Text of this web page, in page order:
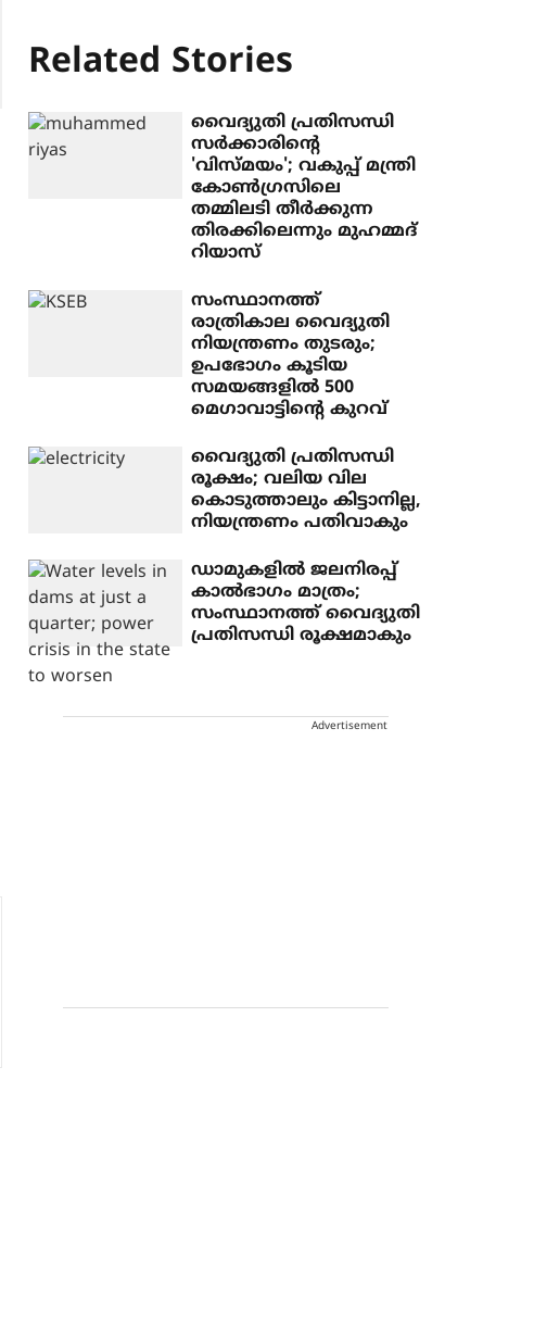
Related Stories
വൈദ്യുതി പ്രതിസന്ധി
സര്‍ക്കാരിന്റെ
'വിസ്മയം'; വകുപ്പ് മന്ത്രി
കോണ്‍ഗ്രസിലെ
തമ്മിലടി തീര്‍ക്കുന്ന
തിരക്കിലെന്നും മുഹമ്മദ്
റിയാസ്
സംസ്ഥാനത്ത്
രാത്രികാല വൈദ്യുതി
നിയന്ത്രണം തുടരും;
ഉപഭോഗം കൂടിയ
സമയങ്ങളിൽ 500
മെഗാവാട്ടിന്റെ കുറവ്
വൈദ്യുതി പ്രതിസന്ധി
രൂക്ഷം; വലിയ വില
കൊടുത്താലും കിട്ടാനില്ല,
നിയന്ത്രണം പതിവാകും
ഡാമുകളില്‍ ജലനിരപ്പ്
കാല്‍ഭാഗം മാത്രം;
സംസ്ഥാനത്ത് വൈദ്യുതി
പ്രതിസന്ധി രൂക്ഷമാകും
Advertisement